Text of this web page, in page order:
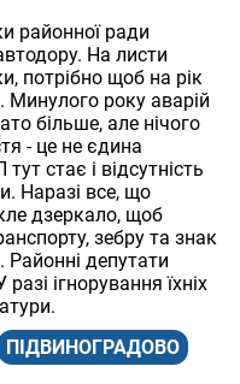
районної ради
На листи
потрібно щоб на рік
року аварій
більше, але нічого
- це не єдина
стає і відсутність
Наразі все, що
дзеркало, щоб
зебру та знак
депутати
ігнорування їхніх
ПІДВИНОГРАДОВО